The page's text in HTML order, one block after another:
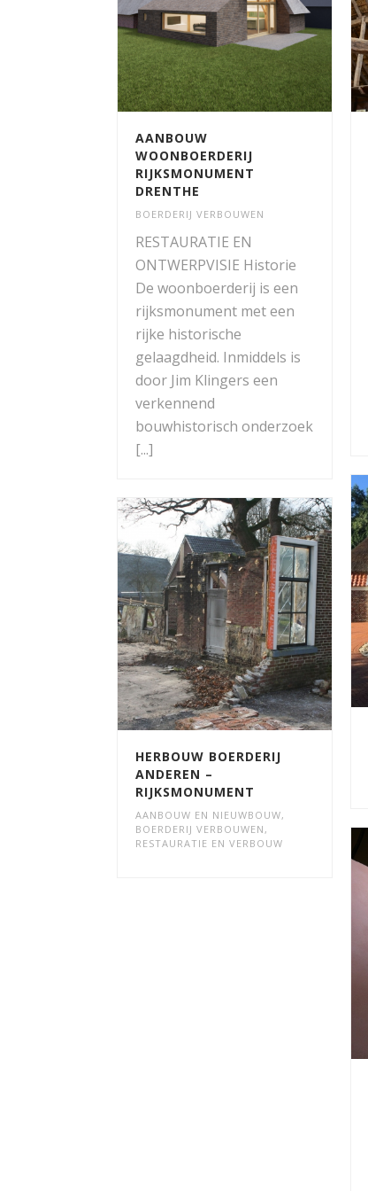
AANBOUW
WOONBOERDERIJ
RIJKSMONUMENT
DRENTHE
BOERDERIJ VERBOUWEN
RESTAURATIE EN
ONTWERPVISIE Historie
De woonboerderij is een
rijksmonument met een
rijke historische
gelaagdheid. Inmiddels is
door Jim Klingers een
verkennend
bouwhistorisch onderzoek
[...]
HERBOUW BOERDERIJ
ANDEREN –
RIJKSMONUMENT
AANBOUW EN NIEUWBOUW,
BOERDERIJ VERBOUWEN ,
RESTAURATIE EN VERBOUW